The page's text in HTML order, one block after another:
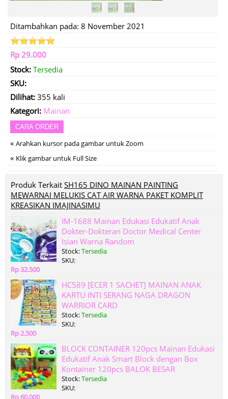
Ditambahkan pada: 8 November 2021
Rp 29.000
Stock: Tersedia
SKU:
Dilihat: 355 kali
Kategori: Mainan
CARA ORDER
« Arahkan kursor pada gambar untuk Zoom
« Klik gambar untuk Full Size
Produk Terkait SH165 DINO MAINAN PAINTING
MEWARNAI MELUKIS CAT AIR WARNA PAKET KOMPLIT
KREASIKAN IMAJINASIMU
IM-1688 Mainan Edukasi Edukatif Anak
Dokter-Dokteran Doctor Medical Center
Isian Warna Random
Stock:Tersedia
SKU:
Rp 32.500
HC589 [ECER 1 SACHET] MAINAN ANAK
KARTU INTI SERANG NAGA DRAGON
WARRIOR CARD
Stock:Tersedia
SKU:
Rp 2.500
BLOCK CONTAINER 120pcs Mainan Edukasi
Edukatif Anak Smart Block dengan Box
Kontainer 120pcs BALOK BESAR
Stock:Tersedia
SKU:
Rp 60.000